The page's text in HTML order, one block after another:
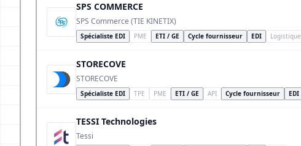
SPS COMMERCE
SPS Commerce (TIE KINETIX)
Spécialiste EDI PME ETI / GE Cycle fournisseur EDI Logistique
STORECOVE
STORECOVE
Spécialiste EDI TPE PME ETI / GE API Cycle fournisseur EDI
TESSI Technologies
Tessi